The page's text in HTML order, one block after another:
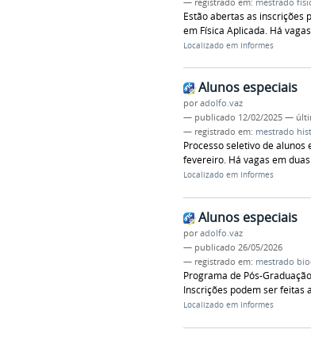
Estão abertas as inscrições
em Física Aplicada. Há
Localizado em Informes
Alunos especiais
poradolfo.vaz
— publicado 12/02/2025 —
— registrado em: mestrado
Processo seletivo de
fevereiro. Há vagas em
Localizado em Informes
Alunos especiais
poradolfo.vaz
— publicado 26/05/2026
— registrado em: mestrado
Programa de Pós-
Inscrições podem ser feitas
Localizado em Informes